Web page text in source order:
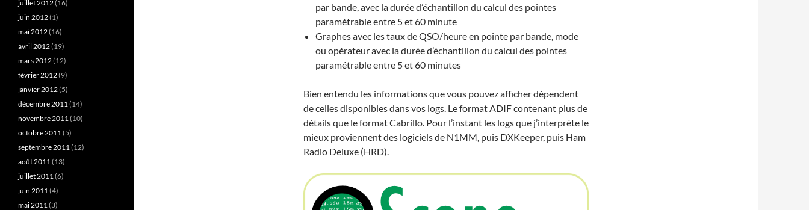
par bande, avec la durée d’échantillon du calcul des pointes
paramétrable entre 5 et 60 minute
Graphes avec les taux de QSO/heure en pointe par bande, mode
ou opérateur avec la durée d’échantillon du calcul des pointes
paramétrable entre 5 et 60 minutes
Bien entendu les informations que vous pouvez afficher dépendent
de celles disponibles dans vos logs. Le format ADIF contenant plus de
détails que le format Cabrillo. Pour l’instant les logs que j’interprète le
mieux proviennent des logiciels de N1MM, puis DXKeeper, puis Ham
Radio Deluxe (HRD).
juillet 2012(16)
juin 2012(1)
mai 2012(16)
avril 2012(19)
mars 2012(12)
février 2012(9)
janvier 2012(5)
décembre 2011(14)
novembre 2011(10)
octobre 2011(5)
septembre 2011(12)
août 2011(13)
juillet 2011(6)
juin 2011(4)
mai 2011(3)